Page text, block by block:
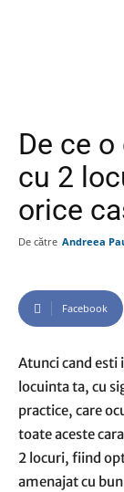
De ce
cu 2
orice
De către Andreea
Facebook
Atunci cand esti
locuinta ta, cu
practice, care
toate aceste
2 locuri, fiind
amenajat cu